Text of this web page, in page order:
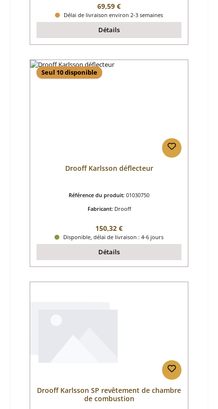
Prix régulier :
69,59 €
Délai de livraison environ 2-3 semaines
Détails
Seul 10 disponible
Drooff Karlsson déflecteur
Référence du produit: 01030750
Fabricant: Drooff
Prix régulier :
150,32 €
Disponible, délai de livraison : 4-6 jours
Détails
Drooff Karlsson SP revêtement de chambre
de combustion